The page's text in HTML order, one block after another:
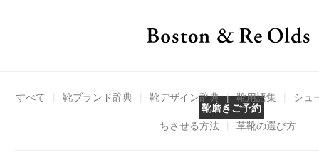
靴磨きご予約
すべて 靴ブランド辞典 靴デザイン辞典 | 靴用語集
シュ
ちさせる方法
革靴の選び方